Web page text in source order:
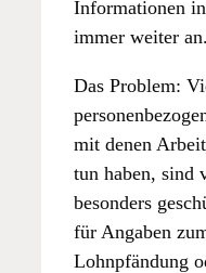
Informationen
immer weiter an.
Das Problem:
mit denen
tun haben, sind
besonders
für Angaben
Lohnpfändung